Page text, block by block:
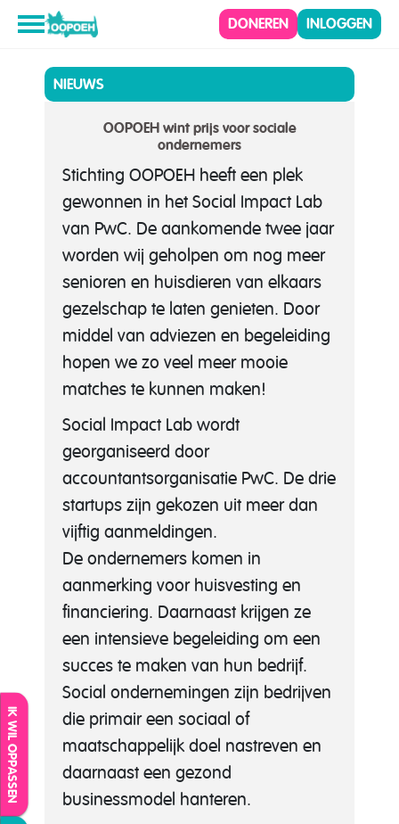
DONEREN INLOGGEN
IK WIL OPPASSEN
NIEUWS
OOPOEH wint prijs voor sociale
ondernemers
Stichting OOPOEH heeft een plek
gewonnen in het Social Impact Lab
van PwC. De aankomende twee jaar
worden wij geholpen om nog meer
senioren en huisdieren van elkaars
gezelschap te laten genieten. Door
middel van adviezen en begeleiding
hopen we zo veel meer mooie
matches te kunnen maken!
Social Impact Lab wordt
georganiseerd door
accountantsorganisatie PwC. De drie
startups zijn gekozen uit meer dan
vijftig aanmeldingen.
De ondernemers komen in
aanmerking voor huisvesting en
financiering. Daarnaast krijgen ze
een intensieve begeleiding om een
succes te maken van hun bedrijf.
Social ondernemingen zijn bedrijven
die primair een sociaal of
maatschappelijk doel nastreven en
daarnaast een gezond
businessmodel hanteren.